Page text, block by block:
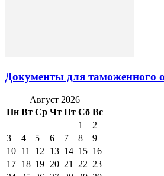
Документы для таможенного
Август 2026
Пн Вт Ср Чт Пт Сб Вс
1
2
3
4 5 6 7 8
9
10 11 12 13 14 15 16
17 18 19 20 21 22 23